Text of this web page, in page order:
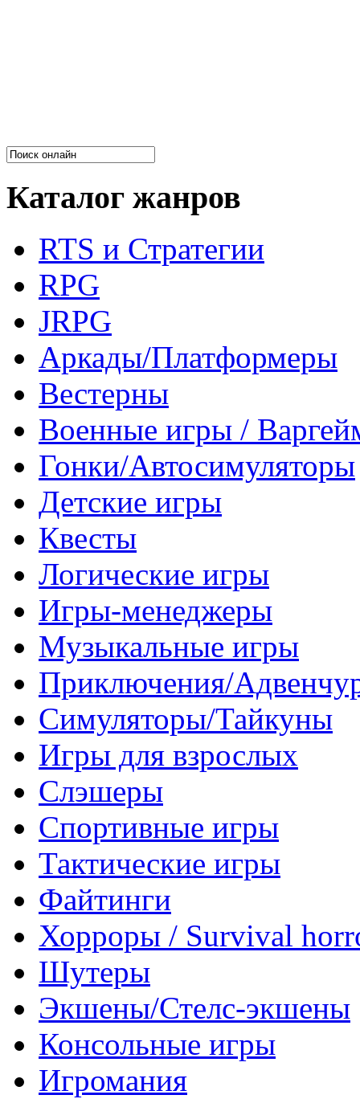
Каталог жанров
RTS и Стратегии
RPG
JRPG
Аркады/Платформеры
Вестерны
Военные игры /
Гонки/Автосимуляторы
Детские игры
Квесты
Логические игры
Игры-менеджеры
Музыкальные игры
Приключения/
Симуляторы/Тайкуны
Игры для взрослых
Слэшеры
Спортивные игры
Тактические игры
Файтинги
Хорроры / Survival
Шутеры
Экшены/Стелс-экшены
Консольные игры
Игромания